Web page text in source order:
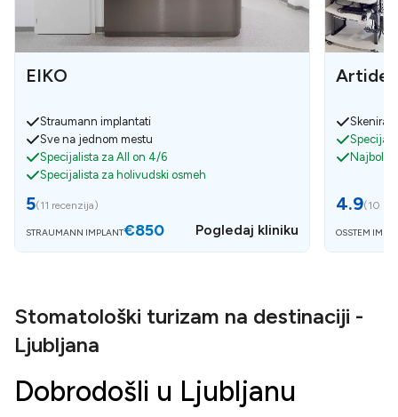
EIKO
Straumann implantati
Sve na jednom mestu
Specijalista za All on 4/6
Specijalista za holivudski osmeh
5(11 recenzija)
STRAUMANN IMPLANT€850 Pogledaj kliniku
Najbolja
4.9(10
OSSTEM
Stomatološki turizam na destinaciji -
Ljubljana
Dobrodošli u Ljubljanu